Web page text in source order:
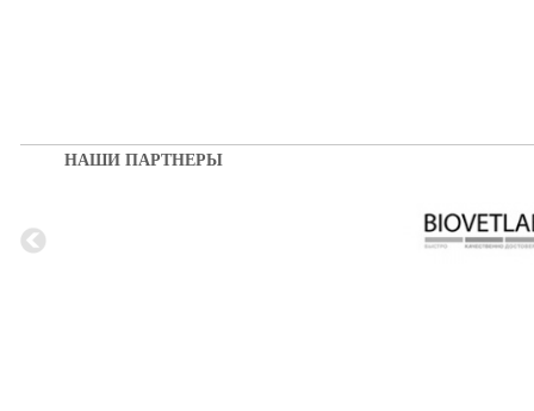
НАШИ ПАРТНЕРЫ